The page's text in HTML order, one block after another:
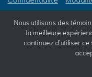
© 2026 Great Lakes St. Lawrence Seaway
Nous utilisons des
la meilleure
continuez d’utiliser